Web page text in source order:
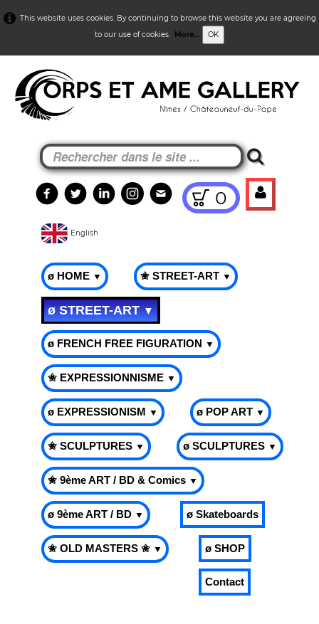
This website uses cookies. By continuing to browse this website you are agreeing
to our use of cookies. More... OK
0
English
ø HOME ▼ ✬ STREET-ART ▼
ø STREET-ART▼
ø FRENCH FREE FIGURATION ▼
✬ EXPRESSIONNISME ▼
ø EXPRESSIONISM ▼ ø POP ART ▼
✬ SCULPTURES ▼ ø SCULPTURES ▼
✬ 9ème ART / BD & Comics ▼
ø 9ème ART / BD ▼ ø Skateboards
✬ OLD MASTERS ✬ ▼ ø SHOP
Contact